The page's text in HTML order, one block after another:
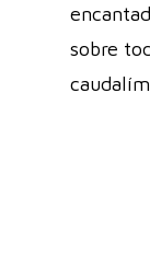
sobre